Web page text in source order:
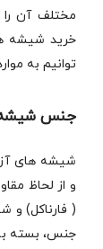
مختلف آن را
خرید شیشه
توانیم به
جنس شیشه
شیشه های
( فارناکل)
جنس، بسته